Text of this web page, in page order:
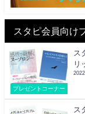
スタピ会員向け
プレゼントコーナー
ス
リ
ス